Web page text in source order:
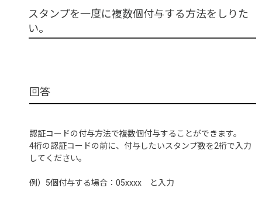
スタンプを一度に複数個付与する方法をしりた
い。
認証コードの付与方法で複数個付与することができます。
4桁の認証コードの前に、付与したいスタンプ数を2桁で入力
してください。
例）5個付与する場合：05xxxx と入力